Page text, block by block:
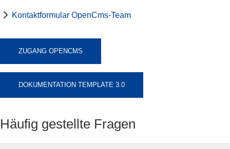
Kontaktformular OpenCms-Team
ZUGANG OPENCMS
DOKUMENTATION TEMPLATE 3.0
Häufig gestellte Fragen